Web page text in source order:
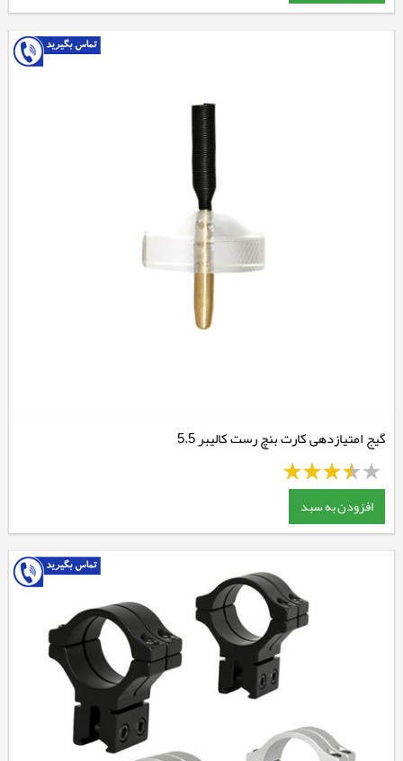
گیج امتیازدهی کارت بنچ رست کالیبر 5.5
افزودن به سبد